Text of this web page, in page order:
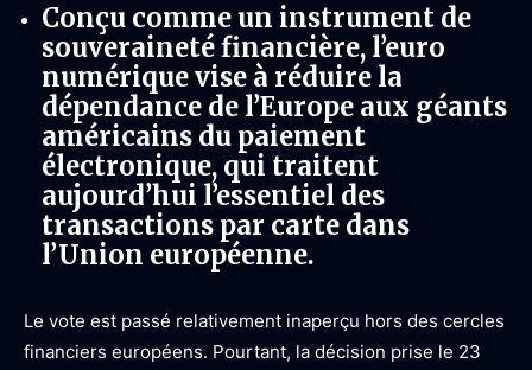
Conçu comme un instrument de
souveraineté financière, l’euro
numérique vise à réduire la
dépendance de l’Europe aux géants
américains du paiement
électronique, qui traitent
aujourd’hui l’essentiel des
transactions par carte dans
l’Union européenne.
Le vote est passé relativement inaperçu hors des cercles
financiers européens. Pourtant, la décision prise le 23